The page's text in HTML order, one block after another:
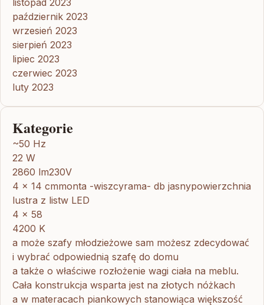
listopad 2023
październik 2023
wrzesień 2023
sierpień 2023
lipiec 2023
czerwiec 2023
luty 2023
Kategorie
~50 Hz
22 W
2860 lm230V
4 x 14 cmmonta -wiszcyrama- db jasnypowierzchnia
lustra z listw LED
4 x 58
4200 K
a może szafy młodzieżowe sam możesz zdecydować
i wybrać odpowiednią szafę do domu
a także o właściwe rozłożenie wagi ciała na meblu.
Cała konstrukcja wsparta jest na złotych nóżkach
a w materacach piankowych stanowiąca większość